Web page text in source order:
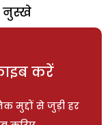
नुस्खे
करें
मुद्दों से जुड़ी हर